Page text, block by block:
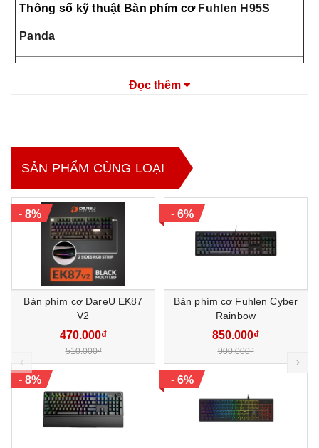
Thông số kỹ thuật Bàn phím cơFuhlen H95S
Panda
Màu sắc Đen - Trắng
Đèn Led
RGB (có điều chỉnh hiệu
ứng Led)
Red/ Brown/ Yellow/
Switch
Phương thức kết nối
Phụ kiện
Dây kết nối Usb Type-C,
Keycap Panda
Bảo hành 24 tháng
Đọc thêm
SẢN PHẨM CÙNG LOẠI
- 8%
Bàn phím cơ DareU EK87
V2
470.000₫
510.000₫
- 8%
- 6%
Bàn phím cơ Fuhlen Cyber
Rainbow
850.000₫
900.000₫
- 6%